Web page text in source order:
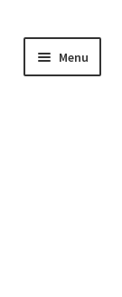
Menu